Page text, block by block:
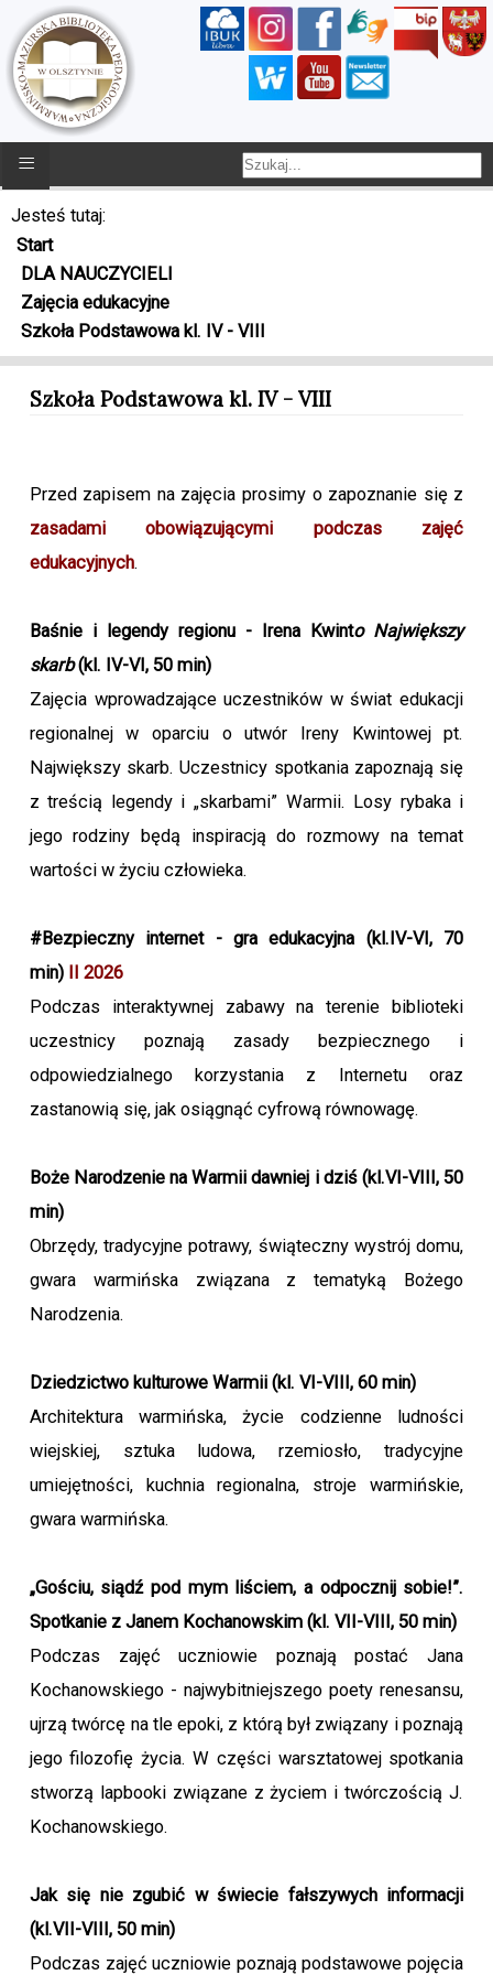
≡
Jesteś tutaj:
Start
DLA NAUCZYCIELI
Zajęcia edukacyjne
Szkoła Podstawowa kl. IV - VIII
Szkoła Podstawowa kl. IV - VIII
Przed zapisem na zajęcia prosimy o zapoznanie się z
zasadami obowiązującymi podczas zajęć
edukacyjnych.
Baśnie i legendy regionu - Irena Kwinto Największy
skarb(kl. IV-VI, 50 min)
Zajęcia wprowadzające uczestników w świat edukacji
regionalnej w oparciu o utwór Ireny Kwintowej pt.
Największy skarb. Uczestnicy spotkania zapoznają się
z treścią legendy i „skarbami” Warmii. Losy rybaka i
jego rodziny będą inspiracją do rozmowy na temat
wartości w życiu człowieka.
#Bezpieczny internet - gra edukacyjna (kl.IV-VI, 70
min) II 2026
Podczas interaktywnej zabawy na terenie biblioteki
uczestnicy poznają zasady bezpiecznego i
odpowiedzialnego korzystania z Internetu oraz
zastanowią się, jak osiągnąć cyfrową równowagę.
Boże Narodzenie na Warmii dawniej i dziś (kl.VI-VIII, 50
min)
Obrzędy, tradycyjne potrawy, świąteczny wystrój domu,
gwara warmińska związana z tematyką Bożego
Narodzenia.
Dziedzictwo kulturowe Warmii (kl. VI-VIII, 60 min)
Architektura warmińska, życie codzienne ludności
wiejskiej, sztuka ludowa, rzemiosło, tradycyjne
umiejętności, kuchnia regionalna, stroje warmińskie,
gwara warmińska.
„Gościu, siądź pod mym liściem, a odpocznij sobie!”.
Spotkanie z Janem Kochanowskim (kl. VII-VIII, 50 min)
Podczas zajęć uczniowie poznają postać Jana
Kochanowskiego - najwybitniejszego poety renesansu,
ujrzą twórcę na tle epoki, z którą był związany i poznają
jego filozofię życia. W części warsztatowej spotkania
stworzą lapbooki związane z życiem i twórczością J.
Kochanowskiego.
Jak się nie zgubić w świecie fałszywych informacji
(kl.VII-VIII, 50 min)
Podczas zajęć uczniowie poznają podstawowe pojęcia